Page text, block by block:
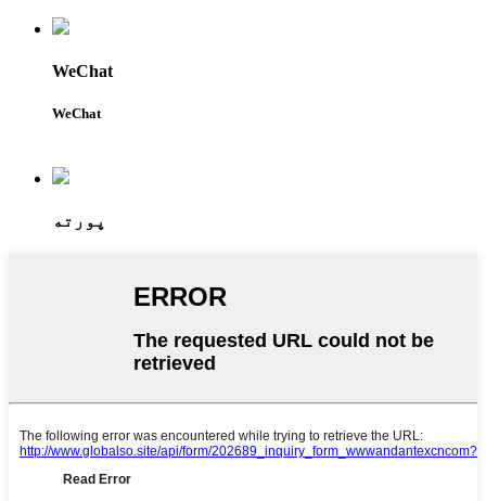
WeChat
WeChat
پورته